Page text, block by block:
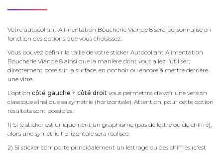
Votre autocollant Alimentation Boucherie Viande 8 sera personnalisé en
fonction des options que vous choisissez.
Vous pouvez définir la taille de votre sticker Autocollant Alimentation
Boucherie Viande 8 ainsi que la manière dont vous allez l’utiliser;
directement posé sur la surface, en pochoir ou encore à mettre derrière
une vitre.
L’option côté gauche + côté droit vous permettra d’avoir une version
classique ainsi que sa symétrie (horizontale). Attention, pour cette option
résultats sont possibles.
1) Si le sticker est uniquement un graphisme (pas de lettre ou de chiffre),
alors une symétrie horizontale sera réalisée.
2) Si sticker comporte principalement un lettrage ou des chiffres (c'est